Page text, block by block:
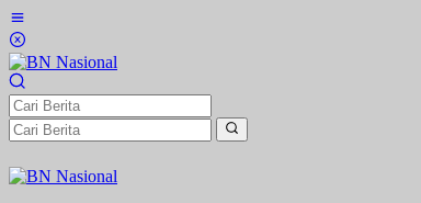
Lewati
ke
konten